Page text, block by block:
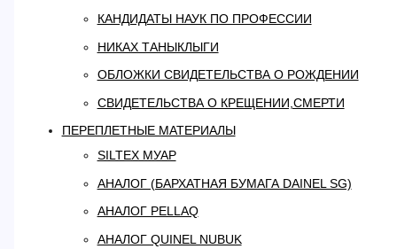
КАНДИДАТЫ НАУК ПО ПРОФЕССИИ
НИКАХ ТАНЫКЛЫГИ
ОБЛОЖКИ СВИДЕТЕЛЬСТВА О РОЖДЕНИИ
СВИДЕТЕЛЬСТВА О КРЕЩЕНИИ,СМЕРТИ
ПЕРЕПЛЕТНЫЕ МАТЕРИАЛЫ
SILTEX МУАР
АНАЛОГ (БАРХАТНАЯ БУМАГА DAINEL SG)
АНАЛОГ PELLAQ
АНАЛОГ QUINEL NUBUK